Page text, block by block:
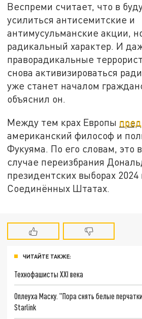
Веспреми считает, что в
усилиться антисемитские и
антимусульманские акции,
радикальный характер. И
праворадикальные
снова активизироваться
уже станет началом
объяснил он.
Между тем крах Европы
американский философ и
Фукуяма. По его словам, это
случае переизбрания
президентских выборах 2024
Соединённых Штатах.
ЧИТАЙТЕ ТАКЖЕ:
Технофашисты XXI века
Оплеуха Маску. "Пора снять белые
Starlink